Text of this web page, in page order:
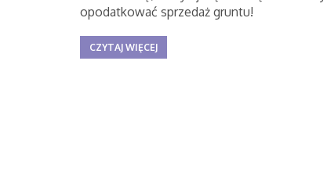
opodatkować sprzedaż gruntu!
CZYTAJ WIĘCEJ